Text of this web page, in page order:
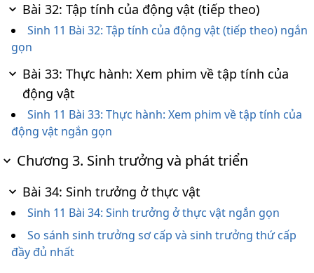
Bài 32: Tập tính của động vật (tiếp theo)
Sinh 11 Bài 32: Tập tính của động vật (tiếp theo) ngắn
gọn
Bài 33: Thực hành: Xem phim về tập tính của
động vật
Sinh 11 Bài 33: Thực hành: Xem phim về tập tính của
động vật ngắn gọn
Chương 3. Sinh trưởng và phát triển
Bài 34: Sinh trưởng ở thực vật
Sinh 11 Bài 34: Sinh trưởng ở thực vật ngắn gọn
So sánh sinh trưởng sơ cấp và sinh trưởng thứ cấp
đầy đủ nhất